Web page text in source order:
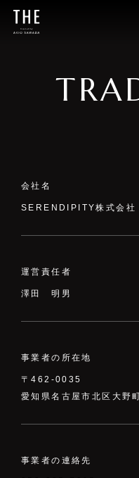
会社名
SERENDIPITY株式会社
運営責任者
澤田 明男
事業者の所在地
〒462-0035
愛知県名古屋市北区大野
事業者の連絡先